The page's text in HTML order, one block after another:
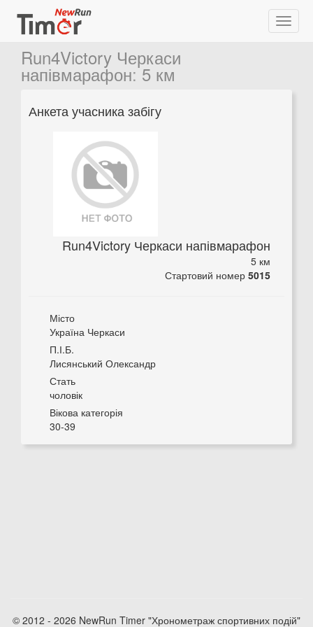
Run4Victory Черкаси
напівмарафон:5 км
Анкета учасника забігу
Run4Victory Черкаси напівмарафон
5 км
Стартовий номер 5015
Місто
Україна Черкаси
П.І.Б.
Лисянський Олександр
Стать
чоловік
Вікова категорія
30-39
© 2012 - 2026 NewRun Timer "Хронометраж спортивних подій"